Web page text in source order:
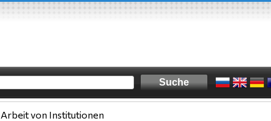
Arbeit von Institutionen